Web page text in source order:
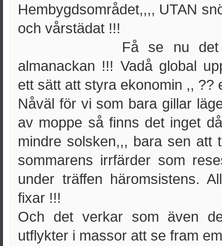
Hembygdsområdet,,,, UTAN
och vårstädat !!!
Få se nu
almanackan !!! Vadå global
ett sätt att styra ekonomin ,, ??
Nåväl för vi som bara gillar
av moppe så finns det inget
mindre solsken,,, bara sen att
sommarens irrfärder som
under träffen häromsistens.
fixar !!!
Och det verkar som även
utflykter i massor att se fram